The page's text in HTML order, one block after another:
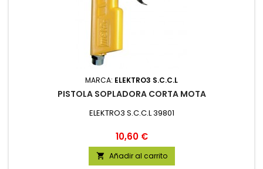
MARCA: ELEKTRO3 S.C.C.L
PISTOLA SOPLADORA CORTA MOTA
ELEKTRO3 S.C.C.L 39801
Precio
10,60 €
 Añadir al carrito